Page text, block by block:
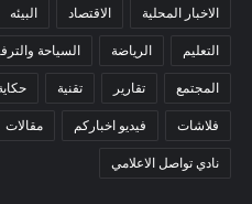
الاخبار المحلية الاقتصاد البيئه
التعليم الرياضة السياحة
المجتمع تقارير تقنية
فلاشات فيديو اخباركم مقالات
نادي تواصل الاعلامي